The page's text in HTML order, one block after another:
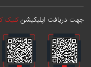
جهت دریافت اپلیکیشنکلیک